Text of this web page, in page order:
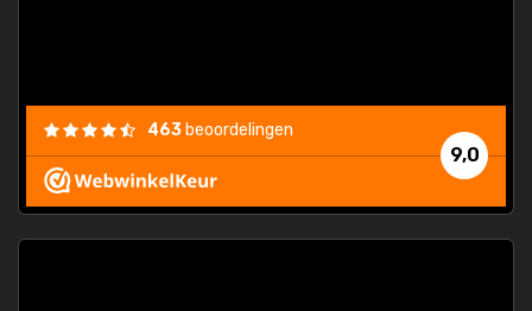
9,0
463 beoordelingen